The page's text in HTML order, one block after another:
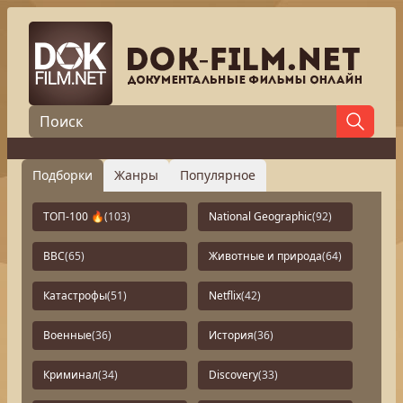
Подборки Жанры Популярное
ТОП-100 🔥(103) National Geographic(92)
BBC(65) Животные и природа(64)
Катастрофы(51) Netflix(42)
Военные(36) История(36)
Криминал(34) Discovery(33)